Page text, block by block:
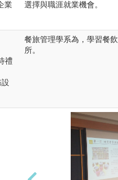
業
選擇與職涯就業機會。
禮
餐旅管理學系為，學習餐
所。